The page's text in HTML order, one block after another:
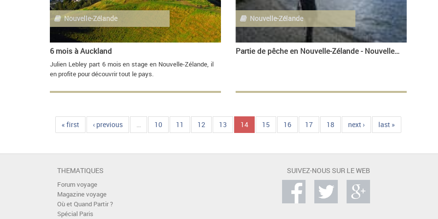
Nouvelle-Zélande
6 mois à Auckland
Julien Lebley part 6 mois en stage en Nouvelle-Zélande, il
en profite pour découvrir tout le pays.
Nouvelle-Zélande
Partie de pêche en Nouvelle-Zélande - Nouvelle-Zélande
« first ‹ previous … 10 11 12 13 14 15 16 17 18 next › last »
THEMATIQUES
Forum voyage
Magazine voyage
Où et Quand Partir ?
Spécial Paris
SUIVEZ-NOUS SUR LE WEB